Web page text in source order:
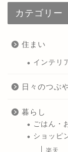
カテゴリー
住まい
インテリ
日々のつぶ
暮らし
ごはん・
ショッピ